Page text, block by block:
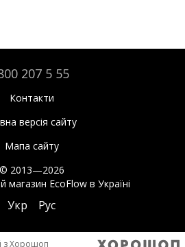
207 5 55
Контакти
версія сайту
Мапа сайту
© 2013—2026
магазин EcoFlow в Україні
Укр Рус
з Хорошоп